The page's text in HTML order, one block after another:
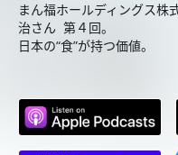
まん福ホールディングス株
治さん 第４回。
日本の“食”が持つ価値。